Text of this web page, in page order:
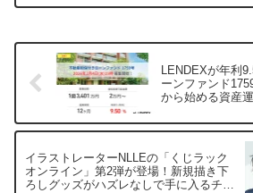
LENDEXが年利
ーンファンド
から始める資産
イラストレーターNLLEの「くじラック
オンライン」第2弾が登場！新規描き下
ろしグッズがハズレなしで手に入るチャ